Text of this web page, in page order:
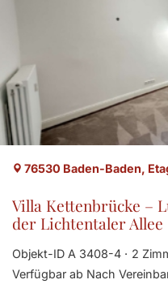
76530 Baden-Baden,
Villa Kettenbrücke –
der Lichtentaler Allee
Objekt-ID A 3408-4 2
Verfügbar ab Nach